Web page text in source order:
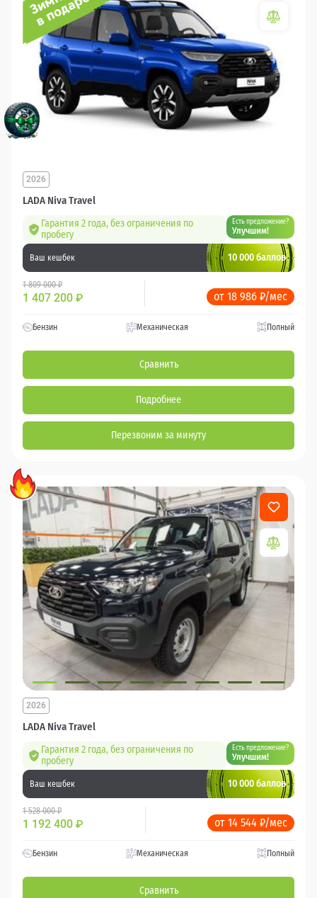
LADA Niva Travel
2026
Гарантия 2 года, без ограничения по
пробегу
Есть предложение?
Улучшим!
Ваш кешбек 10 000 баллов
1 809 000 ₽
1 407 200 ₽ от 18 986 ₽/мес
Бензин Механическая Полный
Сравнить
Подробнее
Перезвоним за минуту
LADA Niva Travel
2026
Гарантия 2 года, без ограничения по
пробегу
Есть предложение?
Улучшим!
Ваш кешбек 10 000 баллов
1 528 000 ₽
1 192 400 ₽ от 14 544 ₽/мес
Бензин Механическая Полный
Сравнить